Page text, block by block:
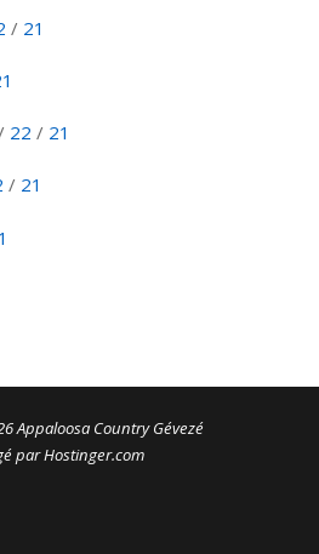
/ 21
22 / 21
/ 21
Appaloosa Country Gévezé
par Hostinger.com